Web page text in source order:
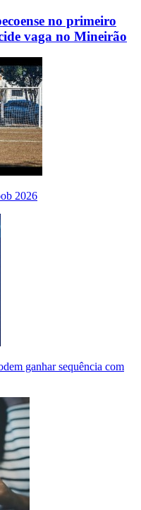
no primeiro
vaga no Mineirão
2026
ganhar sequência com